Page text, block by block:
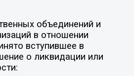
объединений и
в отношении
вступившее в
о ликвидации или